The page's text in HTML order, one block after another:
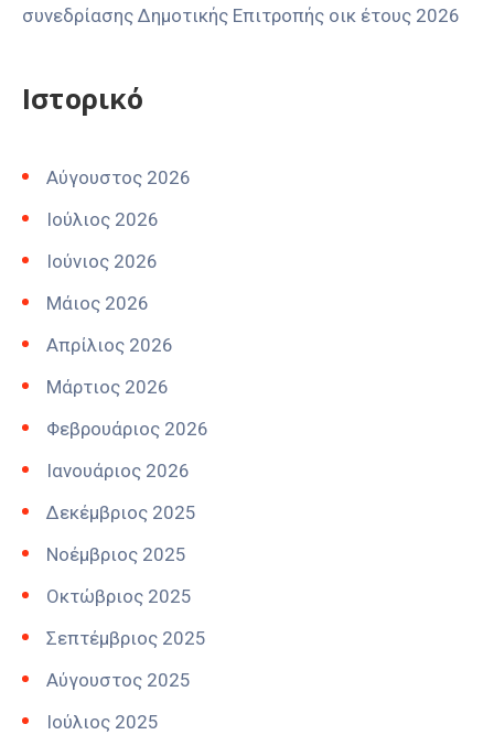
συνεδρίασης Δημοτικής Επιτροπής οικ έτους 2026
Ιστορικό
Αύγουστος 2026
Ιούλιος 2026
Ιούνιος 2026
Μάιος 2026
Απρίλιος 2026
Μάρτιος 2026
Φεβρουάριος 2026
Ιανουάριος 2026
Δεκέμβριος 2025
Νοέμβριος 2025
Οκτώβριος 2025
Σεπτέμβριος 2025
Αύγουστος 2025
Ιούλιος 2025